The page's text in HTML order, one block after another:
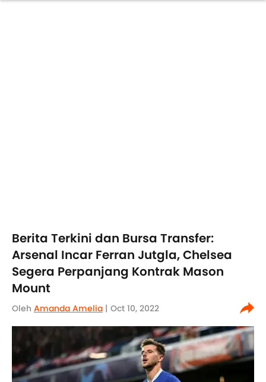
Berita Terkini dan Bursa Transfer:
Arsenal Incar Ferran Jutgla, Chelsea
Segera Perpanjang Kontrak Mason
Mount
Oleh Amanda Amelia | Oct 10, 2022